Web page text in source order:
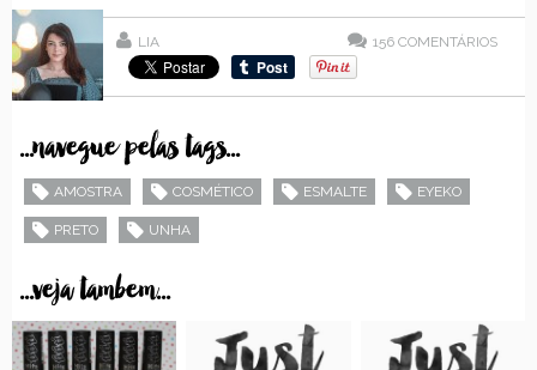
LIA 156 COMENTÁRIOS
...navegue pelas tags...
AMOSTRA COSMÉTICO ESMALTE EYEKO
PRETO UNHA
...veja tambem...